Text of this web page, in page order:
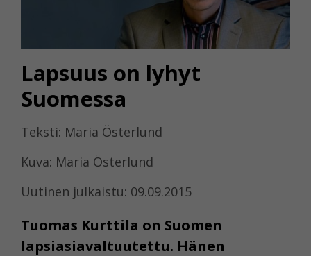
Lapsuus on lyhyt
Suomessa
Teksti: Maria Österlund
Kuva: Maria Österlund
Uutinen julkaistu: 09.09.2015
Tuomas Kurttila on Suomen
lapsiasiavaltuutettu. Hänen